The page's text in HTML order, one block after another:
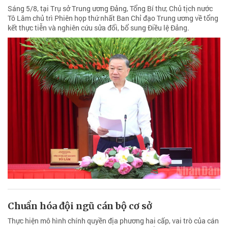
Sáng 5/8, tại Trụ sở Trung ương Đảng, Tổng Bí thư, Chủ tịch nước
Tô Lâm chủ trì Phiên họp thứ nhất Ban Chỉ đạo Trung ương về tổng
kết thực tiễn và nghiên cứu sửa đổi, bổ sung Điều lệ Đảng.
Chuẩn hóa đội ngũ cán bộ cơ sở
Thực hiện mô hình chính quyền địa phương hai cấp, vai trò của cán